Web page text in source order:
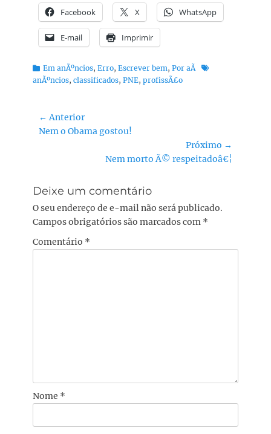
Facebook X WhatsApp
E-mail Imprimir
Categorias:
Em anÃºncios, Erro, Escrever bem, Por aÃ­
Tags:
anÃºncios, classificados, PNE, profissÃ£o
Navegação
de
← Anterior
Post
Nem o Obama gostou!
Próximo →
Nem morto Ã© respeitadoâ€¦
Deixe um comentário
O seu endereço de e-mail não será publicado.
Campos obrigatórios são marcados com *
Comentário *
Nome *